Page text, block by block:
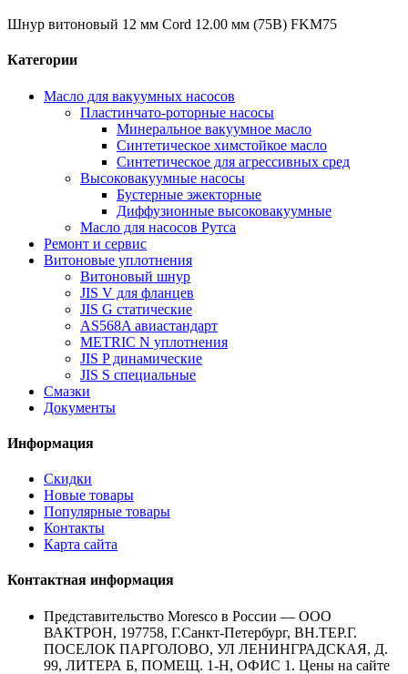
Шнур витоновый 12 мм Cord 12.00 мм (75B) FKM75
Категории
Масло для вакуумных насосов
Пластинчато-роторные насосы
Минеральное вакуумное масло
Синтетическое химстойкое масло
Синтетическое для агрессивных сред
Высоковакуумные насосы
Бустерные эжекторные
Диффузионные высоковакуумные
Масло для насосов Рутса
Ремонт и сервис
Витоновые уплотнения
Витоновый шнур
JIS V для фланцев
JIS G статические
AS568A авиастандарт
METRIC N уплотнения
JIS P динамические
JIS S специальные
Смазки
Документы
Информация
Скидки
Новые товары
Популярные товары
Контакты
Карта сайта
Контактная информация
Представительство Moresco в России — ООО
ВАКТРОН, 197758, Г.Санкт-Петербург, ВН.ТЕР.Г.
ПОСЕЛОК ПАРГОЛОВО, УЛ ЛЕНИНГРАДСКАЯ, Д.
99, ЛИТЕРА Б, ПОМЕЩ. 1-Н, ОФИС 1. Цены на сайте